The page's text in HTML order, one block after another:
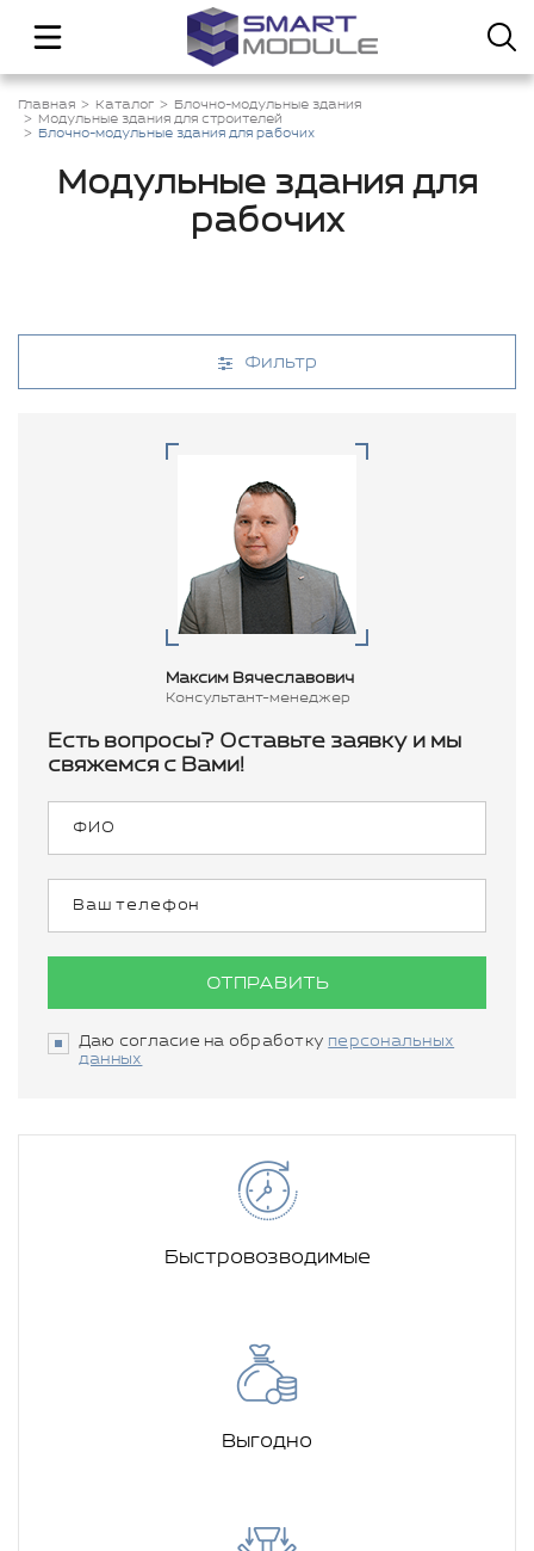
Главная Каталог
Блочно-модульные здания
Модульные здания для строителей
Блочно-модульные здания для рабочих
Модульные здания для
рабочих
Фильтр
Максим Вячеславович
Консультант-менеджер
Есть вопросы? Оставьте заявку и мы
свяжемся с Вами!
ОТПРАВИТЬ
Даю согласие на обработку персональных
данных
Быстровозводимые
Выгодно